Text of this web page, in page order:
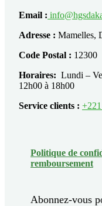
Email :
Adresse : Mamelles,
Code Postal : 12300
Horaires: Lundi –
12h00 à 18h00
Service clients :
Politique de
remboursement
Abonnez-vous